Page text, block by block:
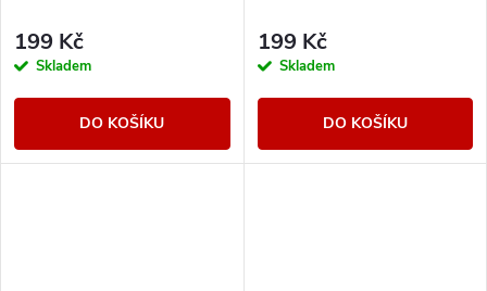
199 Kč
Skladem
DO KOŠÍKU
199 Kč
Skladem
DO KOŠÍKU